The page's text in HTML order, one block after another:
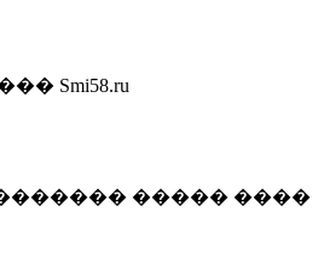
Smi58.ru
�����